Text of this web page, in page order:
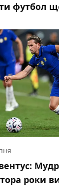
футбол
роки